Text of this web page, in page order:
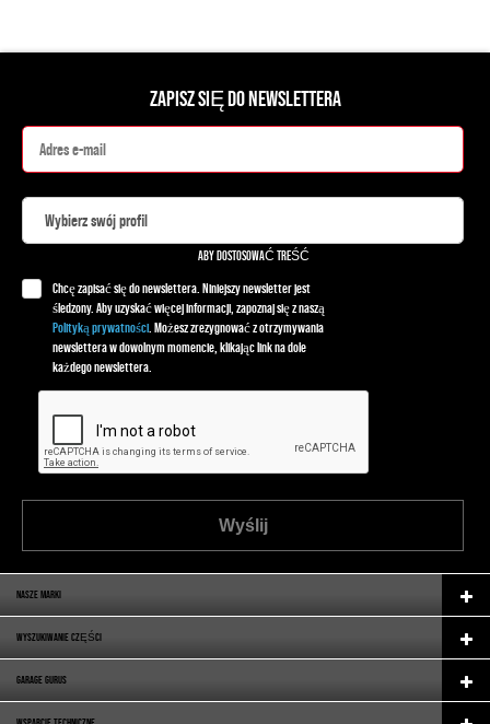
ZAPISZ SIĘ DO NEWSLETTERA
ABY DOSTOSOWAĆ TREŚĆ
Chcę zapisać się do newslettera. Niniejszy newsletter jest
śledzony. Aby uzyskać więcej informacji, zapoznaj się z naszą
Polityką prywatności . Możesz zrezygnować z otrzymywania
newslettera w dowolnym momencie, klikając link na dole
każdego newslettera.
Wyślij
NASZE MARKI
WYSZUKIWANIE CZĘŚCI
GARAGE GURUS